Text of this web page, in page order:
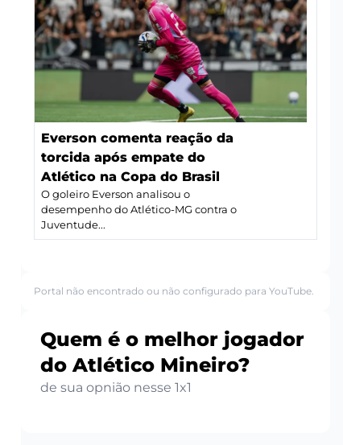
Everson comenta reação da
torcida após empate do
Atlético na Copa do Brasil
O goleiro Everson analisou o
desempenho do Atlético-MG contra o
Juventude...
Portal não encontrado ou não configurado para YouTube.
Quem é o melhor jogador
do Atlético Mineiro?
de sua opnião nesse 1x1